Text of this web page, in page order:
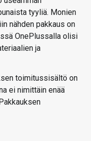
tyyliä. Monien
nähden pakkaus on
OnePlussalla olisi
ja
toimitussisältö on
ei nimittäin enää